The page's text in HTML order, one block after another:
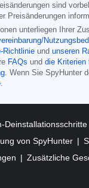
sind
Preisänderungen
unterliegen Ihrer
Richtlinie und unseren
FAQs und die Kriterien
. Wenn Sie SpyHunter
Deinstallationsschritte
von SpyHunter
Zusätzliche